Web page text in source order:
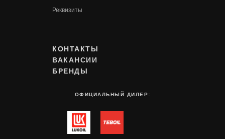
Реквизиты
КОНТАКТЫ
ОФИЦИАЛЬНЫЙ ДИЛЕР:
БРЕНДЫ
ВАКАНСИИ